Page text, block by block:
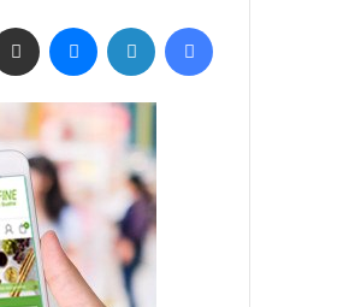
فيسبوك لينكدإن ماسنجر